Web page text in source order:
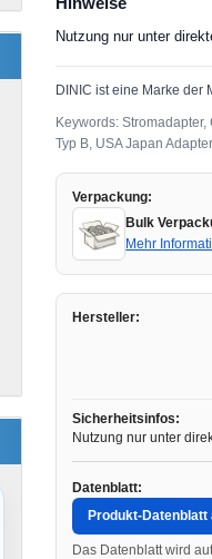
Nutzung nur unter
DINIC ist eine Marke der
Keywords:
Typ B, USA Japan
Verpackung:
Bulk
Mehr
Hersteller:
Sicherheitsinfos:
Nutzung nur unter
Datenblatt:
Produkt-Datenblatt
Das Datenblatt wird